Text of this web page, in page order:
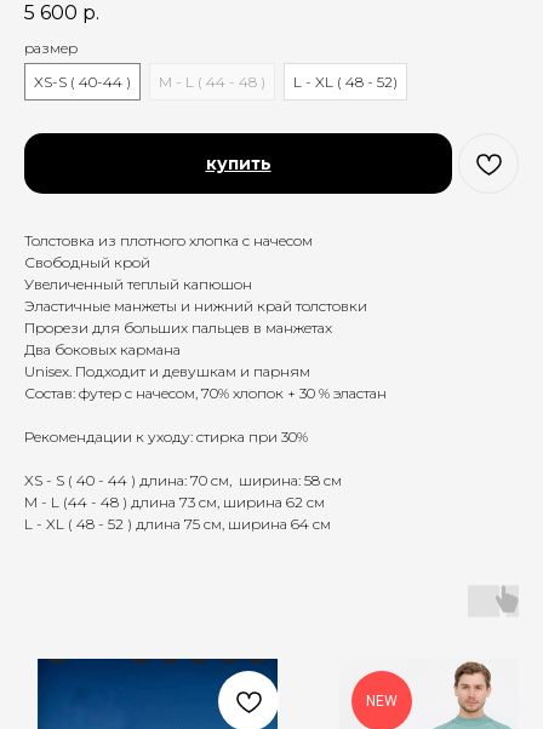
5 600 р.
размер
XS-S ( 40-44 )
M - L ( 44 - 48 ) L - XL ( 48 - 52)
купить
Толстовка из плотного хлопка с начесом
Свободный крой
Увеличенный теплый капюшон
Эластичные манжеты и нижний край толстовки
Прорези для больших пальцев в манжетах
Два боковых кармана
Unisex. Подходит и девушкам и парням
Состав: футер с начесом, 70% хлопок + 30 % эластан
Рекомендации к уходу: стирка при 30%
XS - S ( 40 - 44 ) длина: 70 см, ширина: 58 см
M - L (44 - 48 ) длина 73 см, ширина 62 см
L - XL ( 48 - 52 ) длина 75 cм, ширина 64 см
NEW